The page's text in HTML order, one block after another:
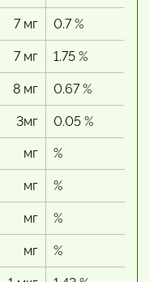
7 мг 0.7 %
7 мг 1.75 %
8 мг 0.67 %
3мг 0.05 %
мг %
мг %
мг %
мг %